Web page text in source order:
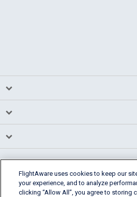
FlightAware uses cookies to keep our
your experience, and to analyze
clicking “Allow All”, you agree to storing